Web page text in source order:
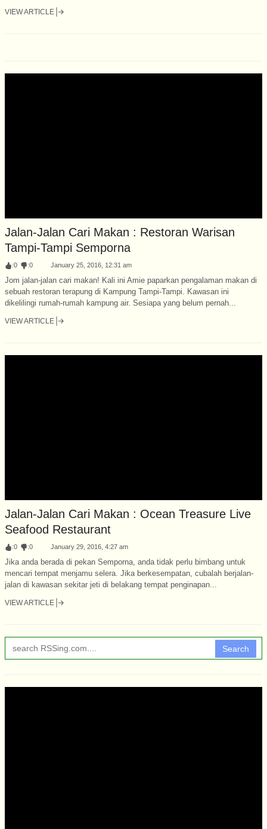
VIEW ARTICLE
Jalan-Jalan Cari Makan : Restoran Warisan
Tampi-Tampi Semporna
:0 :0 January 25, 2016, 12:31 am
Jom jalan-jalan cari makan! Kali ini Amie paparkan pengalaman makan di
sebuah restoran terapung di Kampung Tampi-Tampi. Kawasan ini
dikelilingi rumah-rumah kampung air. Sesiapa yang belum pernah...
VIEW ARTICLE
Jalan-Jalan Cari Makan : Ocean Treasure Live
Seafood Restaurant
:0 :0 January 29, 2016, 4:27 am
Jika anda berada di pekan Semporna, anda tidak perlu bimbang untuk
mencari tempat menjamu selera. Jika berkesempatan, cubalah berjalan-
jalan di kawasan sekitar jeti di belakang tempat penginapan...
VIEW ARTICLE
Search